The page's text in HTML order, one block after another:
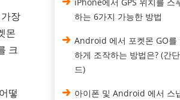
장
몬
크
떻
하는 6가지 가능한 방법
Android 에서 포켓몬 GO를
하게 조작하는 방법은? (간
드)
아이폰 및 Android 에서 스